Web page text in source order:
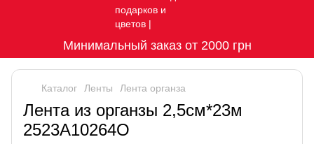
Минимальный заказ от 2000 грн
Каталог Ленты Лента органза
Лента из органзы 2,5см*23м
2523A10264O